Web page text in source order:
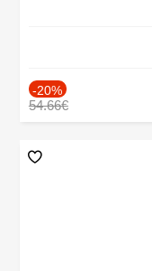
-20%
54.66€